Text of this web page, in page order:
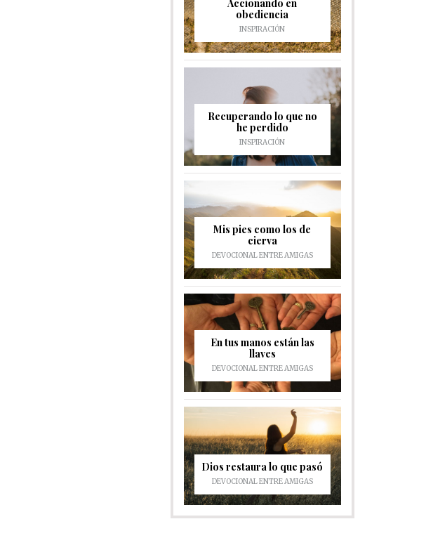
Accionando en
obediencia
INSPIRACIÓN
Recuperando lo que no
he perdido
INSPIRACIÓN
Mis pies como los de
cierva
DEVOCIONAL ENTRE AMIGAS
En tus manos están las
llaves
DEVOCIONAL ENTRE AMIGAS
Dios restaura lo que pasó
DEVOCIONAL ENTRE AMIGAS